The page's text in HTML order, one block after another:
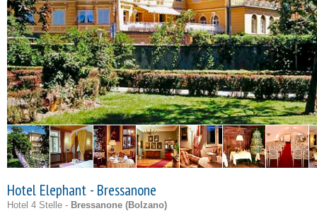
Hotel Elephant - Bressanone
Hotel 4 Stelle - Bressanone (Bolzano)